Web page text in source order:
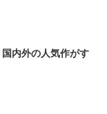
内外の人気作がす